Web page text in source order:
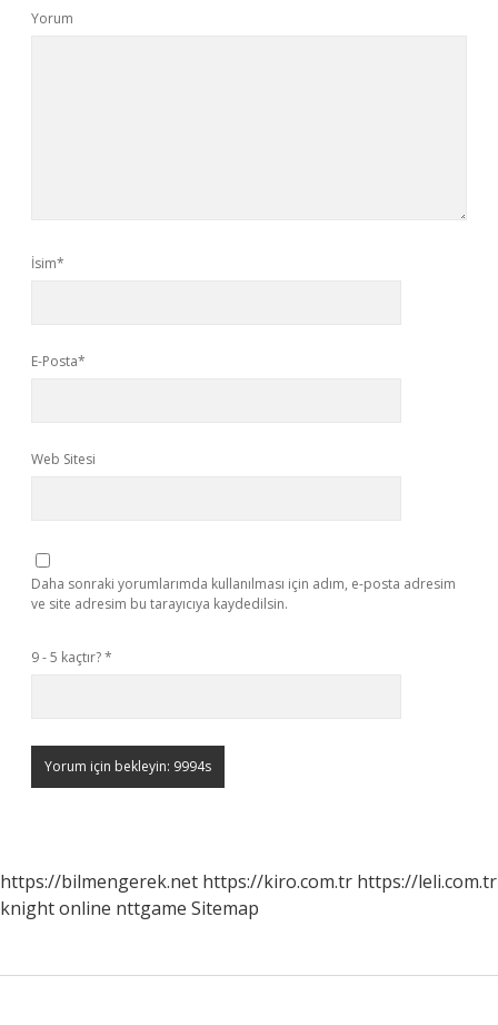
Yorum
İsim*
E-Posta*
Web Sitesi
Daha sonraki yorumlarımda kullanılması için adım, e-posta adresim
ve site adresim bu tarayıcıya kaydedilsin.
9 - 5 kaçtır?*
https://bilmengerek.net https://kiro.com.tr https://leli.com.tr
knight online nttgame Sitemap